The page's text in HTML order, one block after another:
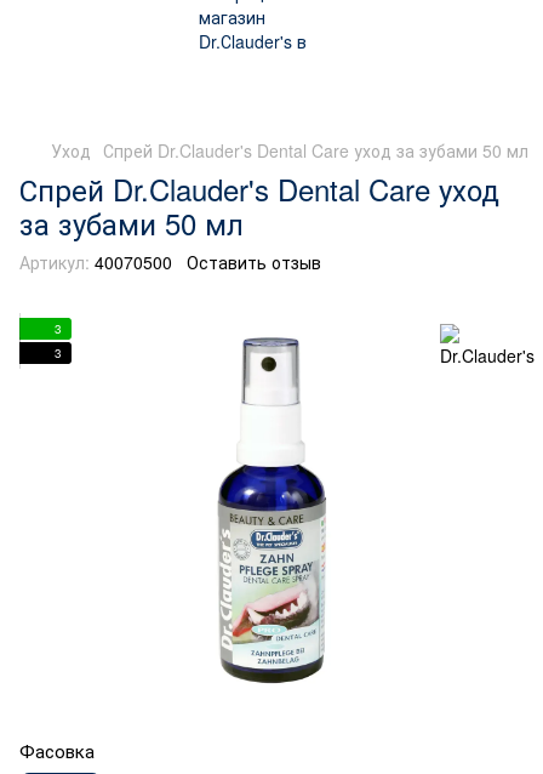
Уход Спрей Dr.Clauder's Dental Care уход за зубами 50 мл
Спрей Dr.Clauder's Dental Care уход
за зубами 50 мл
Артикул: 40070500 Оставить отзыв
3
3
Фасовка